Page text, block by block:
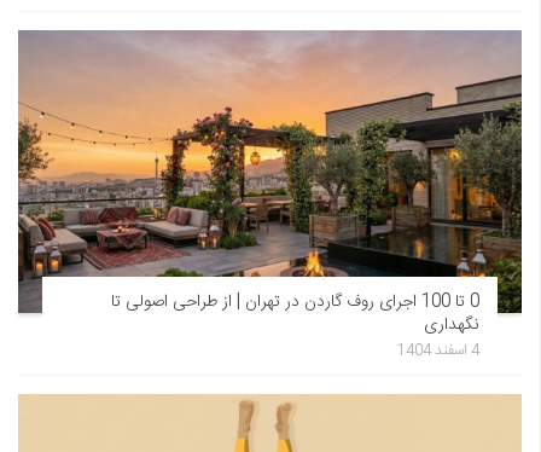
0 تا 100 اجرای روف گاردن در تهران | از طراحی اصولی تا
نگهداری
4 اسفند 1404